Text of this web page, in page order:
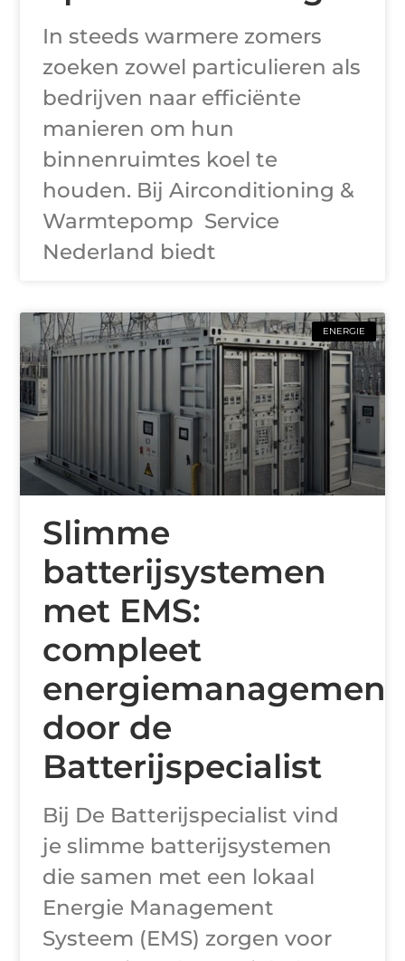
In steeds warmere zomers
zoeken zowel particulieren als
bedrijven naar efficiënte
manieren om hun
binnenruimtes koel te
houden. Bij Airconditioning &
Warmtepomp Service
Nederland biedt
ENERGIE
Slimme
batterijsystemen
met EMS:
compleet
energiemanagement
door de
Batterijspecialist
Bij De Batterijspecialist vind
je slimme batterijsystemen
die samen met een lokaal
Energie Management
Systeem (EMS) zorgen voor